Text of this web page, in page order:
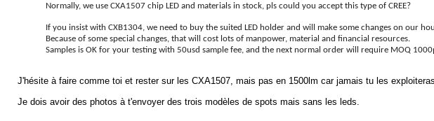
Normally, we use CXA1507 chip LED and materials in stock, pls could you accept this type of CREE?
If you insist with CXB1304, we need to buy the suited LED holder and will make some changes on our
Because of some special changes, that will cost lots of manpower, material and financial resources.
Samples is OK for your testing with 50usd sample fee, and the next normal order will require MOQ
J'hésite à faire comme toi et rester sur les CXA1507, mais pas en 1500lm car jamais tu les
Je dois avoir des photos à t'envoyer des trois modèles de spots mais sans les leds.